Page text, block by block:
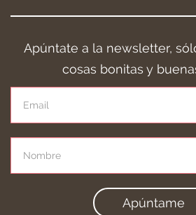
Apúntate a la newsletter,
cosas bonitas y
Apúntame